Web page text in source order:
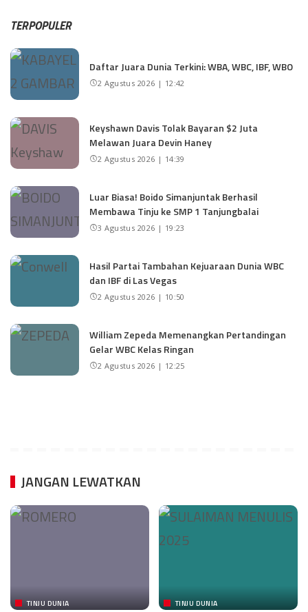
TERPOPULER
Daftar Juara Dunia Terkini: WBA, WBC, IBF, WBO
2 Agustus 2026 | 12:42
Keyshawn Davis Tolak Bayaran $2 Juta
Melawan Juara Devin Haney
2 Agustus 2026 | 14:39
Luar Biasa! Boido Simanjuntak Berhasil
Membawa Tinju ke SMP 1 Tanjungbalai
3 Agustus 2026 | 19:23
Hasil Partai Tambahan Kejuaraan Dunia WBC
dan IBF di Las Vegas
2 Agustus 2026 | 10:50
William Zepeda Memenangkan Pertandingan
Gelar WBC Kelas Ringan
2 Agustus 2026 | 12:25
JANGAN LEWATKAN
TINJU DUNIA TINJU DUNIA